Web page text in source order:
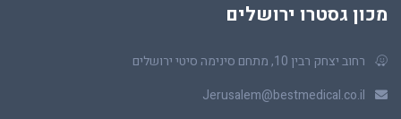
מכון גסטרו ירושלים
רחוב יצחק רבין 10, מתחם סינימה סיטי ירושלים
Jerusalem@bestmedical.co.il